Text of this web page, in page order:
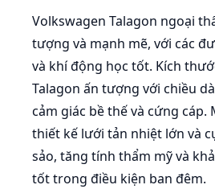
Volkswagen Talagon ngoại
tượng và mạnh mẽ, với các
và khí động học tốt. Kích
Talagon ấn tượng với chiều
cảm giác bề thế và cứng
thiết kế lưới tản nhiệt lớn và
sảo, tăng tính thẩm mỹ và
tốt trong điều kiện ban đêm.